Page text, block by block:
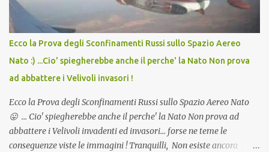
Ecco la Prova degli Sconfinamenti Russi sullo Spazio Aereo
Nato :) ...Cio' spiegherebbe anche il perche' la Nato Non prova
ad abbattere i Velivoli invasori !
Ecco la Prova degli Sconfinamenti Russi sullo Spazio Aereo Nato
😛 ... Cio' spiegherebbe anche il perche' la Nato Non prova ad
abbattere i Velivoli invadenti ed invasori... forse ne teme le
conseguenze viste le immagini ! Tranquilli, Non esiste ancora